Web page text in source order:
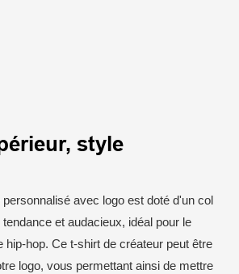
style
avec logo est doté d'un col
et audacieux, idéal pour le
hip-hop. Ce t-shirt de créateur peut être
logo, vous permettant ainsi de mettre